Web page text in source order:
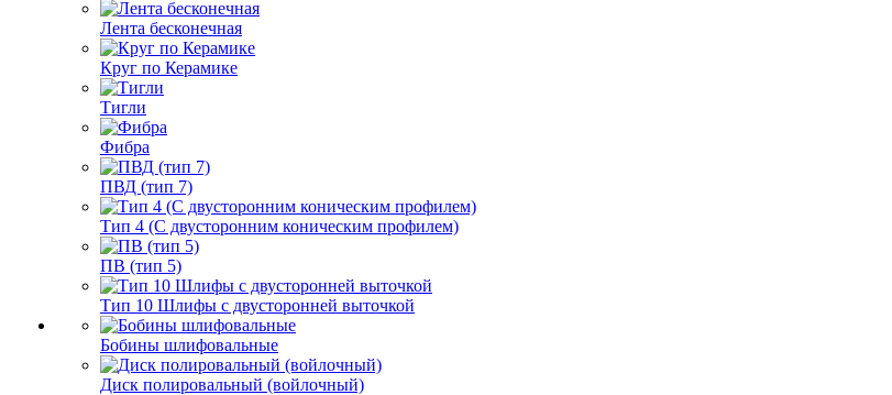
Лента бесконечная
Круг по Керамике
Тигли
Фибра
ПВД (тип 7)
Тип 4 (С двусторонним коническим профилем)
ПВ (тип 5)
Тип 10 Шлифы с двусторонней выточкой
Бобины шлифовальные
Диск полировальный (войлочный)